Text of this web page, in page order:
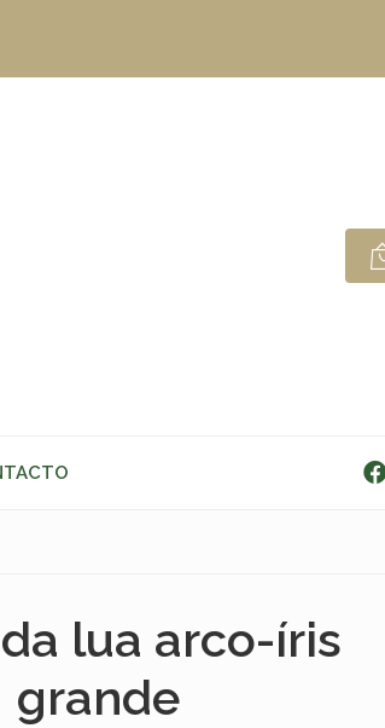
lua arco-íris
grande